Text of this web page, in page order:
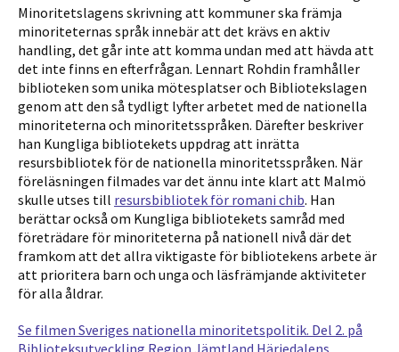
Minoritetslagens skrivning att kommuner ska främja
minoriteternas språk innebär att det krävs en aktiv
handling, det går inte att komma undan med att hävda att
det inte finns en efterfrågan. Lennart Rohdin framhåller
biblioteken som unika mötesplatser och Bibliotekslagen
genom att den så tydligt lyfter arbetet med de nationella
minoriteterna och minoritetsspråken. Därefter beskriver
han Kungliga bibliotekets uppdrag att inrätta
resursbibliotek för de nationella minoritetsspråken. När
föreläsningen filmades var det ännu inte klart att Malmö
skulle utses till resursbibliotek för romani chib. Han
berättar också om Kungliga bibliotekets samråd med
företrädare för minoriteterna på nationell nivå där det
framkom att det allra viktigaste för bibliotekens arbete är
att prioritera barn och unga och läsfrämjande aktiviteter
för alla åldrar.
Se filmen Sveriges nationella minoritetspolitik. Del 2. på